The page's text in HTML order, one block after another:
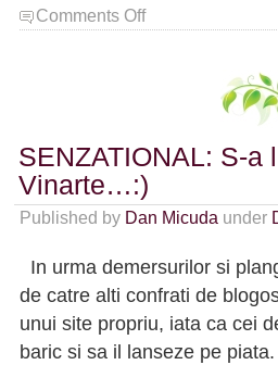
Comments Offon
Un
Sauvignon
Blanc
2011
SENZATIONAL: S-a
Vinarte…:)
Published by Dan Micuda under
In urma demersurilor si
de catre alti confrati de
unui site propriu, iata ca cei
baric si sa il lanseze pe